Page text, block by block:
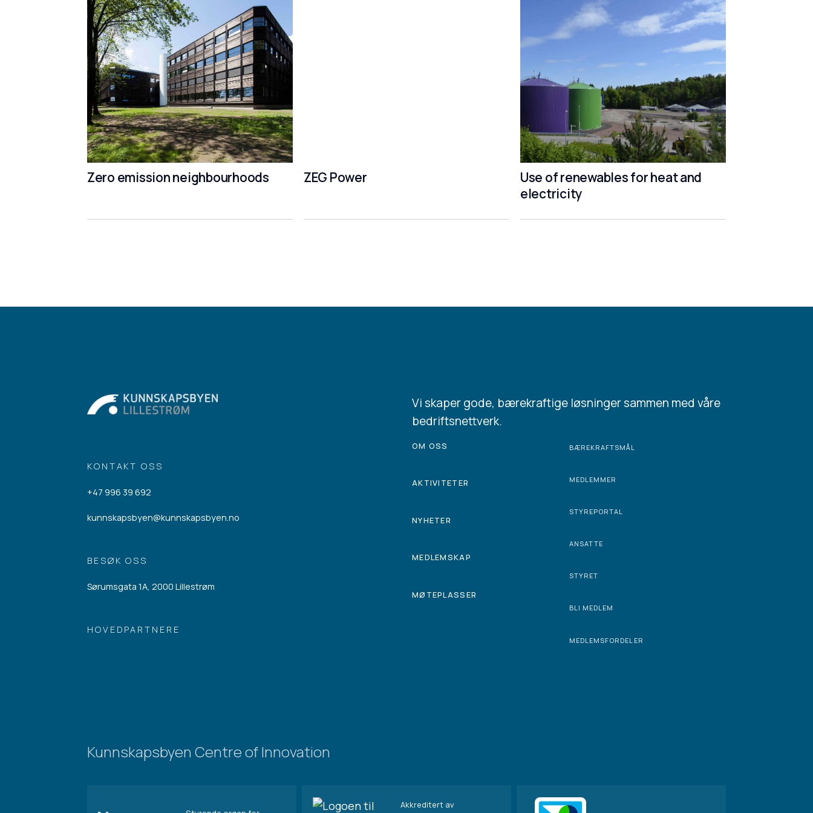
Zero emission neighbourhoods ZEG Power
Use of renewables for heat and
electricity
KONTAKT OSS
+47 996 39 692
kunnskapsbyen@kunnskapsbyen.no
BESØK OSS
Sørumsgata 1A, 2000 Lillestrøm
HOVEDPARTNERE
Vi skaper gode, bærekraftige løsninger sammen med våre
bedriftsnettverk.
OM OSS
AKTIVITETER
NYHETER
MEDLEMSKAP
MØTEPLASSER
BÆREKRAFTSMÅL
MEDLEMMER
STYREPORTAL
ANSATTE
STYRET
BLI MEDLEM
MEDLEMSFORDELER
Kunnskapsbyen Centre of Innovation
Akkreditert av